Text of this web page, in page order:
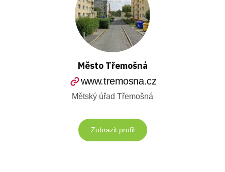
Město Třemošná
www.tremosna.cz
Mětský úřad Třemošná
Zobrazit profil